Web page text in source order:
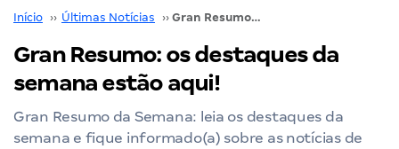
Início ›› Últimas Notícias ›› Gran Resumo: os destaques da semana estão aqui!
Gran Resumo: os destaques da
semana estão aqui!
Gran Resumo da Semana: leia os destaques da
semana e fique informado(a) sobre as notícias de